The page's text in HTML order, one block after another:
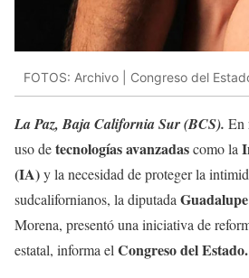
FOTOS: Archivo | Congreso del
La Paz, Baja California Sur (BCS). En
uso detecnologías avanzadascomo la
(IA)y la necesidad de proteger la
sudcalifornianos, la diputada
Morena, presentó una iniciativa de
estatal, informa el Congreso del Estado.